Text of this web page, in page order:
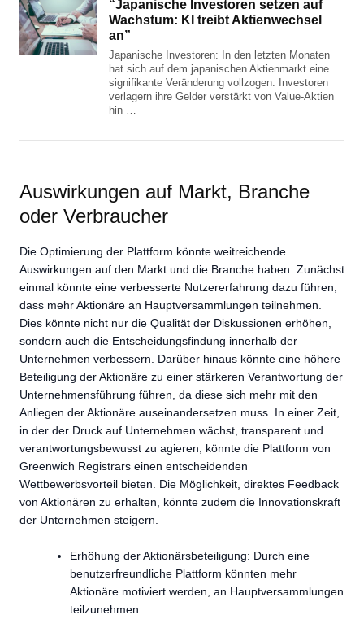
“Japanische Investoren setzen auf
Wachstum: KI treibt Aktienwechsel
an”
Japanische Investoren: In den letzten Monaten
hat sich auf dem japanischen Aktienmarkt eine
signifikante Veränderung vollzogen: Investoren
verlagern ihre Gelder verstärkt von Value-Aktien
hin …
Auswirkungen auf Markt, Branche
oder Verbraucher
Die Optimierung der Plattform könnte weitreichende
Auswirkungen auf den Markt und die Branche haben. Zunächst
einmal könnte eine verbesserte Nutzererfahrung dazu führen,
dass mehr Aktionäre an Hauptversammlungen teilnehmen.
Dies könnte nicht nur die Qualität der Diskussionen erhöhen,
sondern auch die Entscheidungsfindung innerhalb der
Unternehmen verbessern. Darüber hinaus könnte eine höhere
Beteiligung der Aktionäre zu einer stärkeren Verantwortung der
Unternehmensführung führen, da diese sich mehr mit den
Anliegen der Aktionäre auseinandersetzen muss. In einer Zeit,
in der der Druck auf Unternehmen wächst, transparent und
verantwortungsbewusst zu agieren, könnte die Plattform von
Greenwich Registrars einen entscheidenden
Wettbewerbsvorteil bieten. Die Möglichkeit, direktes Feedback
von Aktionären zu erhalten, könnte zudem die Innovationskraft
der Unternehmen steigern.
Erhöhung der Aktionärsbeteiligung: Durch eine
benutzerfreundliche Plattform könnten mehr
Aktionäre motiviert werden, an Hauptversammlungen
teilzunehmen.